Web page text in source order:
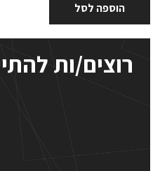
הוספה לסל
רוצים/ות